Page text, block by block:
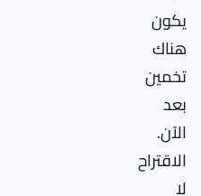
يكون
هناك
تخمين
بعد
الآن.
الاقتراح
لا